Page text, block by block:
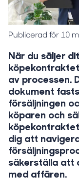
Publicerad för 10
När du säljer
av processen.
dokument
försäljningen
köparen och
dig att
säkerställa att
med affären.